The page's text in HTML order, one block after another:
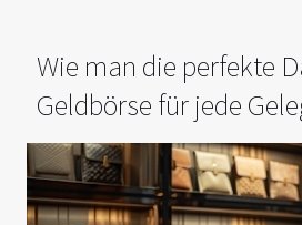
Wie man die perfekte
Geldbörse für jede